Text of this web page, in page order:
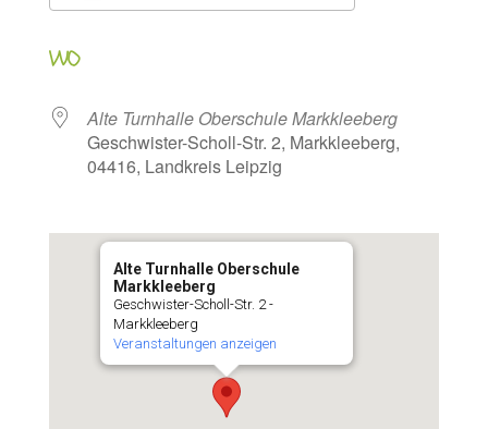
WO
Alte Turnhalle Oberschule Markkleeberg
Geschwister-Scholl-Str. 2, Markkleeberg,
04416, Landkreis Leipzig
Alte Turnhalle Oberschule
Markkleeberg
Geschwister-Scholl-Str. 2 -
Markkleeberg
Veranstaltungen anzeigen